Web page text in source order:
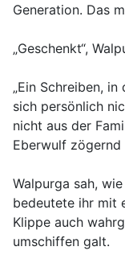
Generation. Das
„Geschenkt“,
„Ein Schreiben,
sich persönlich
nicht aus der
Eberwulf zögernd
Walpurga sah,
bedeutete ihr mit
Klippe auch
umschiffen galt.